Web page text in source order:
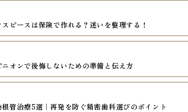
ピースは保険で作れる？迷いを整理する！
オンで後悔しないための準備と伝え方
管治療5選｜再発を防ぐ精密歯科選びのポイント